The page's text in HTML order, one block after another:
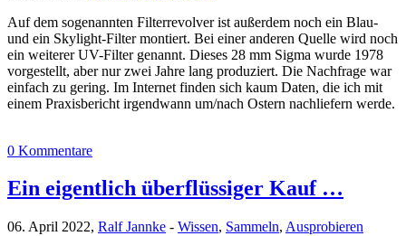
Auf dem sogenannten Filterrevolver ist außerdem noch ein Blau-
und ein Skylight-Filter montiert. Bei einer anderen Quelle wird noch
ein weiterer UV-Filter genannt. Dieses 28 mm Sigma wurde 1978
vorgestellt, aber nur zwei Jahre lang produziert. Die Nachfrage war
einfach zu gering. Im Internet finden sich kaum Daten, die ich mit
einem Praxisbericht irgendwann um/nach Ostern nachliefern werde.
0 Kommentare
Ein eigentlich überflüssiger Kauf …
06. April 2022, Ralf Jannke - Wissen, Sammeln, Ausprobieren